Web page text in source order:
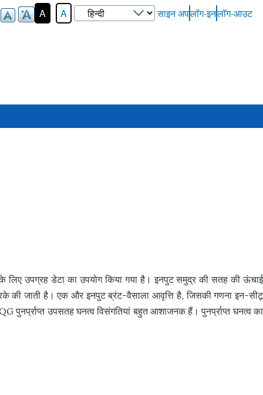
A A
Select
your
User-
साइन अपलॉग-इनलॉग-आउट
उपग्रह डेटा का उपयोग किया गया है। इनपुट समुद्र की सतह की ऊंचाई
की जाती है। एक और इनपुट ब्रंट-वैसाला आवृत्ति है, जिसकी गणना इन-सीटू
उपसतह घनत्व विसंगतियां बहुत आशाजनक हैं। पुनर्प्राप्त घनत्व का